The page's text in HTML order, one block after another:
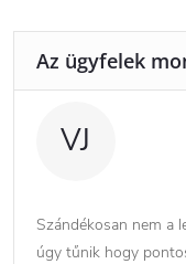
VJ
Szándékosan nem a
úgy tűnik hogy